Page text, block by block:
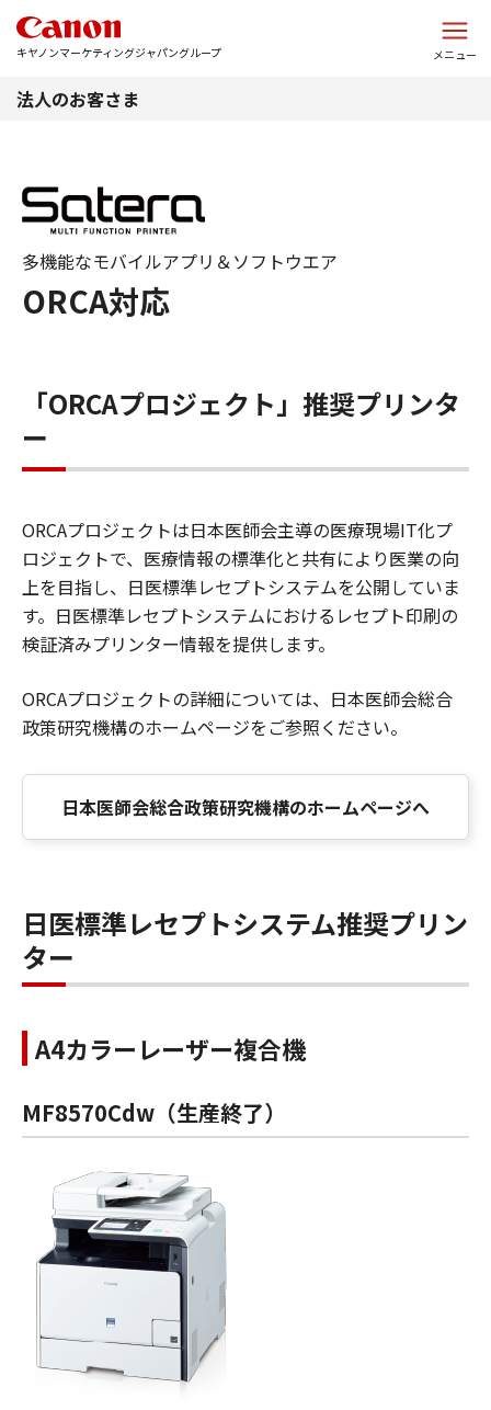
キヤノンマーケティングジャパングループ メニュー
法人のお客さま
ORCA対応
多機能なモバイルアプリ＆ソフトウエア
「ORCAプロジェクト」推奨プリンタ
ー
ORCAプロジェクトは日本医師会主導の医療現場IT化プ
ロジェクトで、医療情報の標準化と共有により医業の向
上を目指し、日医標準レセプトシステムを公開していま
す。日医標準レセプトシステムにおけるレセプト印刷の
検証済みプリンター情報を提供します。
ORCAプロジェクトの詳細については、日本医師会総合
政策研究機構のホームページをご参照ください。
日本医師会総合政策研究機構のホームページへ
日医標準レセプトシステム推奨プリン
ター
A4カラーレーザー複合機
MF8570Cdw（生産終了）